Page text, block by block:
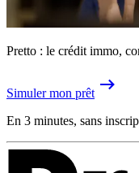
Pretto : le crédit immo,
Simuler mon prêt
En 3 minutes, sans